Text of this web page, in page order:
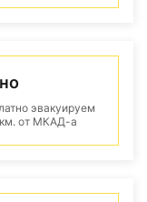
эвакуируем
от МКАД-а